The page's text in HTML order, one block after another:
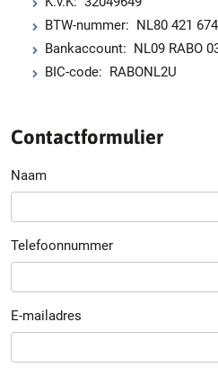
BTW-nummer: NL80 421
Bankaccount: NL09 RABO
BIC-code: RABONL2U
Contactformulier
Naam
Telefoonnummer
E-mailadres